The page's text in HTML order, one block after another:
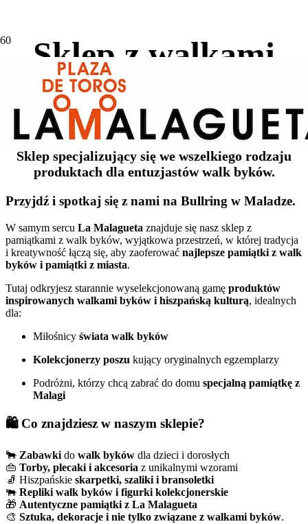
Sklep z walkami
byków w Maladze
Sklep specjalizujący się we wszelkiego rodzaju
produktach dla entuzjastów walk byków.
Przyjdź i spotkaj się z nami na Bullring w Maladze.
W samym sercu La Malagueta znajduje się nasz sklep z
pamiątkami z walk byków, wyjątkowa przestrzeń, w której tradycja
i kreatywność łączą się, aby zaoferować najlepsze pamiątki z walk
byków i pamiątki z miasta.
Tutaj odkryjesz starannie wyselekcjonowaną gamę produktów
inspirowanych walkami byków i hiszpańską kulturą, idealnych
dla:
Miłośnicy świata walk byków
Kolekcjonerzy poszu kujący oryginalnych egzemplarzy
Podróżni, którzy chcą zabrać do domu specjalną pamiątkę z
Malagi
🛍️ Co znajdziesz w naszym sklepie?
🐂 Zabawki do walk byków dla dzieci i dorosłych
👜 Torby, plecaki i akcesoria z unikalnymi wzorami
🧦 Hiszpańskie skarpetki, szaliki i bransoletki
🐃 Repliki walk byków i figurki kolekcjonerskie
🎁 Autentyczne pamiątki z La Malagueta
🎨 Sztuka, dekoracje i nie tylko związane z walkami byków.